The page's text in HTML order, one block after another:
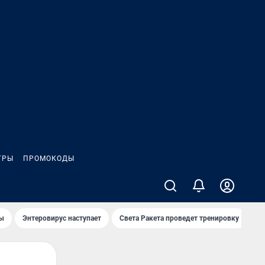
ПРОМОКОДЫ
Энтеровирус наступает Света Ракета проведет тренировку